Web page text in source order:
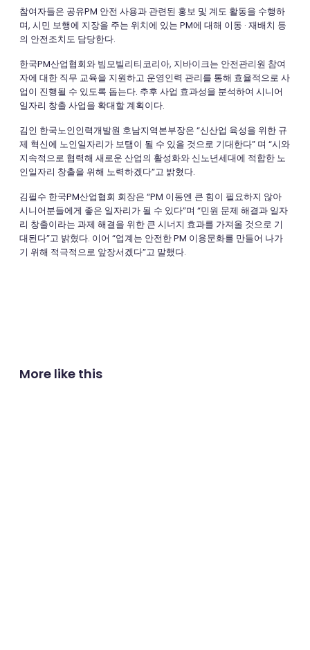
참여자들은 공유PM 안전 사용과 관련된 홍보 및 계도 활동을 수행하
며, 시민 보행에 지장을 주는 위치에 있는 PM에 대해 이동 · 재배치 등
의 안전조치도 담당한다.
한국PM산업협회와 빔모빌리티코리아, 지바이크는 안전관리원 참여
자에 대한 직무 교육을 지원하고 운영인력 관리를 통해 효율적으로 사
업이 진행될 수 있도록 돕는다. 추후 사업 효과성을 분석하여 시니어
일자리 창출 사업을 확대할 계획이다.
김인 한국노인인력개발원 호남지역본부장은 “신산업 육성을 위한 규
제 혁신에 노인일자리가 보탬이 될 수 있을 것으로 기대한다” 며 “시와
지속적으로 협력해 새로운 산업의 활성화와 신노년세대에 적합한 노
인일자리 창출을 위해 노력하겠다”고 밝혔다.
김필수 한국PM산업협회 회장은 “PM 이동엔 큰 힘이 필요하지 않아
시니어분들에게 좋은 일자리가 될 수 있다”며 “민원 문제 해결과 일자
리 창출이라는 과제 해결을 위한 큰 시너지 효과를 가져올 것으로 기
대된다”고 밝혔다. 이어 “업계는 안전한 PM 이용문화를 만들어 나가
기 위해 적극적으로 앞장서겠다”고 말했다.
More like this